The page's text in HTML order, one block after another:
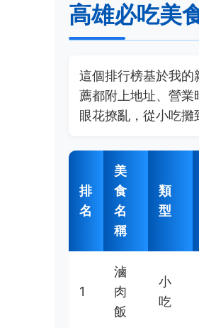
高雄必吃美
這個排行榜基於我
薦都附上地址、營業
眼花撩亂，從小吃攤
排
名
美
食
名
稱
類
型
1
滷
肉
飯
小
吃